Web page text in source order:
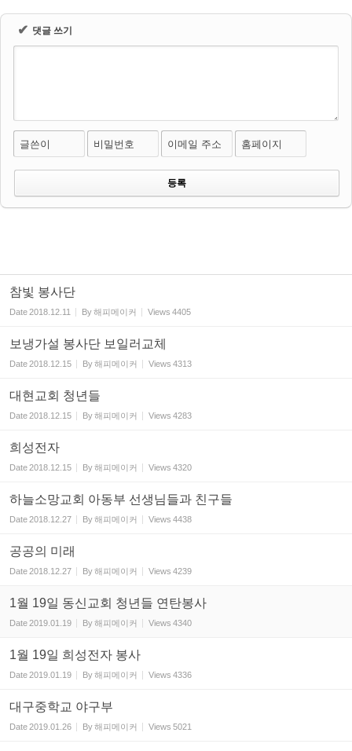
✔ 댓글 쓰기
글쓴이 비밀번호 이메일 주소 홈페이지
참빛 봉사단
Date2018.12.11 By해피메이커 Views 4405
보냉가설 봉사단 보일러교체
Date2018.12.15 By해피메이커 Views 4313
대현교회 청년들
Date2018.12.15 By해피메이커 Views 4283
희성전자
Date2018.12.15 By해피메이커 Views 4320
하늘소망교회 아동부 선생님들과 친구들
Date2018.12.27 By해피메이커 Views 4438
공공의 미래
Date2018.12.27 By해피메이커 Views 4239
1월 19일 동신교회 청년들 연탄봉사
Date2019.01.19 By해피메이커 Views 4340
1월 19일 희성전자 봉사
Date2019.01.19 By해피메이커 Views 4336
대구중학교 야구부
Date2019.01.26 By해피메이커 Views 5021